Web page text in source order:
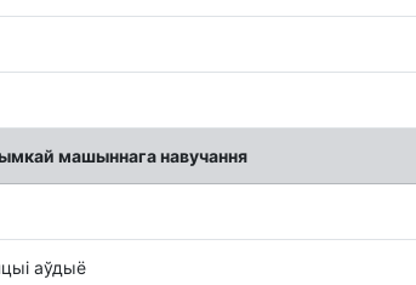
машыннага навучання
аўдыё